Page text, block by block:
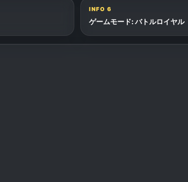
INFO 6
ゲームモード: バトルロイヤル